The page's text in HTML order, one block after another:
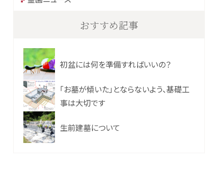
おすすめ記事
初盆には何を準備すればいいの？
「お墓が傾いた」とならないよう、基礎工
事は大切です
生前建墓について